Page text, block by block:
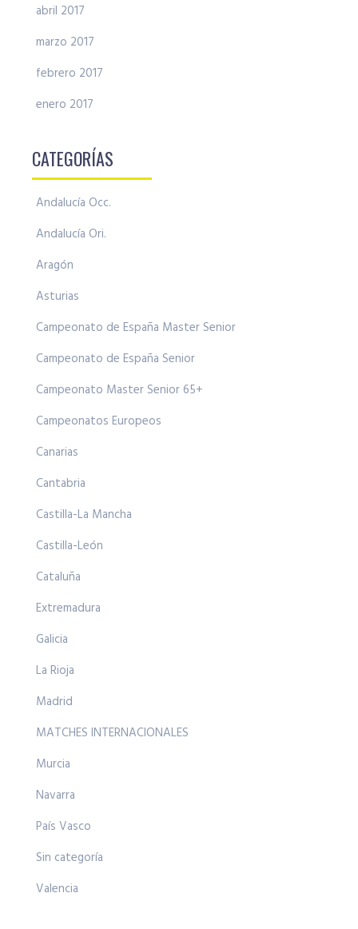
abril 2017
marzo 2017
febrero 2017
enero 2017
CATEGORÍAS
Andalucía Occ.
Andalucía Ori.
Aragón
Asturias
Campeonato de España Master Senior
Campeonato de España Senior
Campeonato Master Senior 65+
Campeonatos Europeos
Canarias
Cantabria
Castilla-La Mancha
Castilla-León
Cataluña
Extremadura
Galicia
La Rioja
Madrid
MATCHES INTERNACIONALES
Murcia
Navarra
País Vasco
Sin categoría
Valencia